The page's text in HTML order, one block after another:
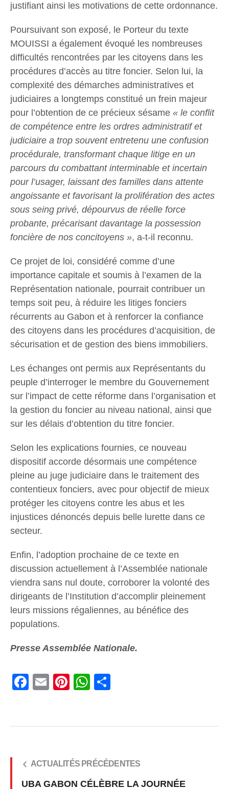
justifiant ainsi les motivations de cette ordonnance.
Poursuivant son exposé, le Porteur du texte
MOUISSI a également évoqué les nombreuses
difficultés rencontrées par les citoyens dans les
procédures d’accès au titre foncier. Selon lui, la
complexité des démarches administratives et
judiciaires a longtemps constitué un frein majeur
pour l’obtention de ce précieux sésame « le conflit
de compétence entre les ordres administratif et
judiciaire a trop souvent entretenu une confusion
procédurale, transformant chaque litige en un
parcours du combattant interminable et incertain
pour l’usager, laissant des familles dans attente
angoissante et favorisant la prolifération des actes
sous seing privé, dépourvus de réelle force
probante, précarisant davantage la possession
foncière de nos concitoyens », a-t-il reconnu.
Ce projet de loi, considéré comme d’une
importance capitale et soumis à l’examen de la
Représentation nationale, pourrait contribuer un
temps soit peu, à réduire les litiges fonciers
récurrents au Gabon et à renforcer la confiance
des citoyens dans les procédures d’acquisition, de
sécurisation et de gestion des biens immobiliers.
Les échanges ont permis aux Représentants du
peuple d’interroger le membre du Gouvernement
sur l’impact de cette réforme dans l’organisation et
la gestion du foncier au niveau national, ainsi que
sur les délais d’obtention du titre foncier.
Selon les explications fournies, ce nouveau
dispositif accorde désormais une compétence
pleine au juge judiciaire dans le traitement des
contentieux fonciers, avec pour objectif de mieux
protéger les citoyens contre les abus et les
injustices dénoncés depuis belle lurette dans ce
secteur.
Enfin, l’adoption prochaine de ce texte en
discussion actuellement à l’Assemblée nationale
viendra sans nul doute, corroborer la volonté des
dirigeants de l’Institution d’accomplir pleinement
leurs missions régaliennes, au bénéfice des
populations.
Presse Assemblée Nationale.
Facebook
Email PinterestWhatsApp
ACTUALITÉS PRÉCÉDENTES
UBA GABON CÉLÈBRE LA JOURNÉE